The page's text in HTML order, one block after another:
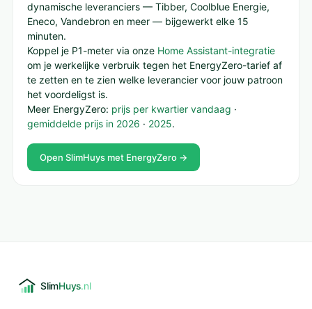
dynamische leveranciers — Tibber, Coolblue Energie,
Eneco, Vandebron en meer — bijgewerkt elke 15
minuten.
Koppel je P1-meter via onze Home Assistant-integratie
om je werkelijke verbruik tegen het EnergyZero-tarief af
te zetten en te zien welke leverancier voor jouw patroon
het voordeligst is.
Meer EnergyZero: prijs per kwartier vandaag ·
gemiddelde prijs in 2026 · 2025.
Open SlimHuys met EnergyZero →